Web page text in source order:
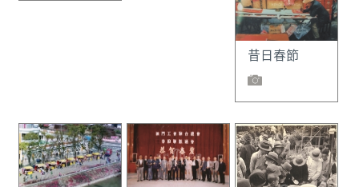
昔日春節